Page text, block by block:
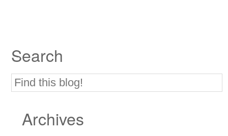
Search
Archives